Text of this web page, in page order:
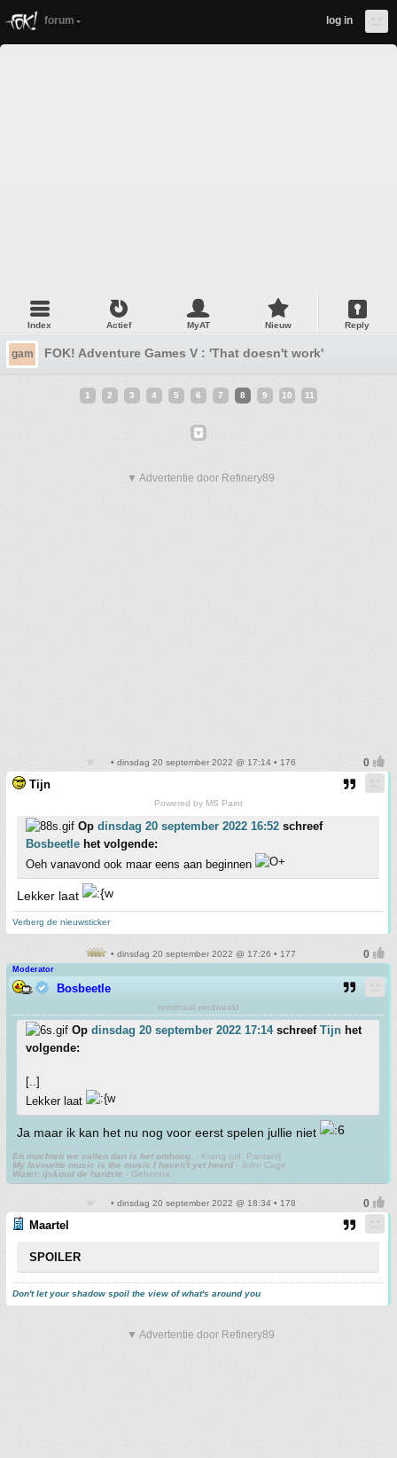
forum log in
Index Actief MyAT Nieuw Reply
gam FOK! Adventure Games V : 'That doesn't work'
1 2 3 4 5 6 7 8 9 10 11
▼ Advertentie door Refinery89
• dinsdag 20 september 2022 @ 17:14 • 176
Tijn
Powered by MS Paint
Op dinsdag 20 september 2022 16:52 schreef
Bosbeetle het volgende:
Oeh vanavond ook maar eens aan beginnen
Lekker laat
Verberg de nieuwsticker
• dinsdag 20 september 2022 @ 17:26 • 177
Moderator
Bosbeetle
terminaal verdwaald
Op dinsdag 20 september 2022 17:14schreef Tijn het
volgende:
[..]
Lekker laat
Ja maar ik kan het nu nog voor eerst spelen jullie niet
En mochten we vallen dan is het omhoog.
- Krang (uit: Pantani)
My favourite music is the music I haven't yet heard - John Cage
Water: ijskoud de hardste - Gehenna
• dinsdag 20 september 2022 @ 18:34 • 178
Maartel
SPOILER
Don't let your shadow spoil the view of what's around you
▼ Advertentie door Refinery89